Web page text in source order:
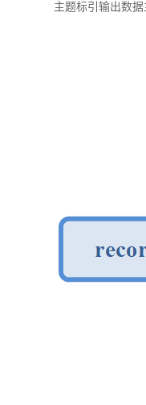
主题标引输出数